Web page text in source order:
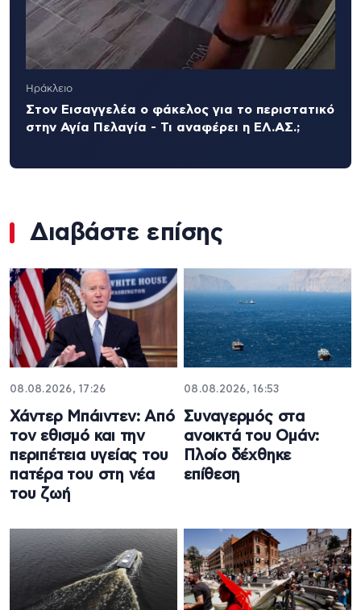
Ηράκλειο
Στον Εισαγγελέα ο φάκελος για το περιστατικό
στην Αγία Πελαγία - Τι αναφέρει η ΕΛ.ΑΣ.;
Διαβάστε επίσης
08.08.2026, 17:26
Χάντερ Μπάιντεν: Από
τον εθισμό και την
περιπέτεια υγείας του
πατέρα του στη νέα
του ζωή
08.08.2026, 16:53
Συναγερμός στα
ανοικτά του Ομάν:
Πλοίο δέχθηκε
επίθεση